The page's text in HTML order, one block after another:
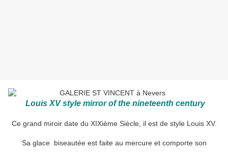
Louis XV style mirror of the nineteenth century
Ce grand miroir date du XIXième Siècle, il est de style Louis XV.
Sa glace biseautée est faite au mercure et comporte son